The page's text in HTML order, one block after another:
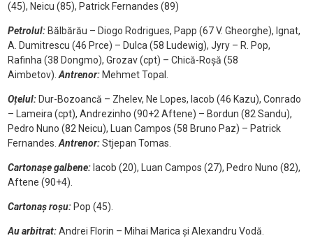
(45), Neicu (85), Patrick Fernandes (89)
Petrolul:Bălbărău – Diogo Rodrigues, Papp (67 V. Gheorghe), Ignat,
A. Dumitrescu (46 Prce) – Dulca (58 Ludewig), Jyry – R. Pop,
Rafinha (38 Dongmo), Grozav (cpt) – Chică-Roșă (58
Aimbetov).Antrenor:Mehmet Topal.
Oțelul:Dur-Bozoancă – Zhelev, Ne Lopes, Iacob (46 Kazu), Conrado
– Lameira (cpt), Andrezinho (90+2 Aftene) – Bordun (82 Sandu),
Pedro Nuno (82 Neicu), Luan Campos (58 Bruno Paz) – Patrick
Fernandes.Antrenor:Stjepan Tomas.
Cartonașe galbene:Iacob (20), Luan Campos (27), Pedro Nuno (82),
Aftene (90+4).
Cartonaș roșu:Pop (45).
Au arbitrat:Andrei Florin – Mihai Marica și Alexandru Vodă.